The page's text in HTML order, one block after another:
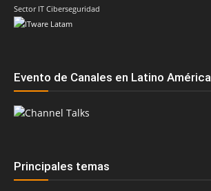
Sector IT Ciberseguridad
Evento de Canales en Latino América
Principales temas